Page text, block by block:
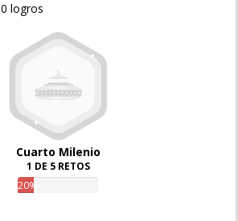
logros
Cuarto Milenio
1 DE 5 RETOS
20%